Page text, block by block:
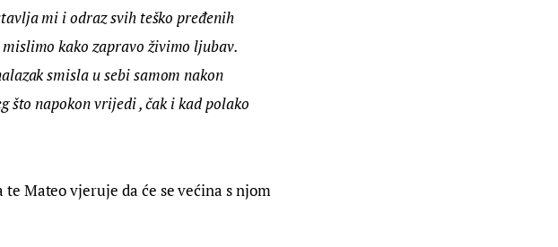
mi i odraz svih teško pređenih
kako zapravo živimo ljubav.
smisla u sebi samom nakon
što napokon vrijedi , čak i kad polako
Mateo vjeruje da će se većina s njom